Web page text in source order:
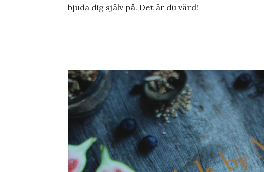
bjuda dig själv på. Det är du värd!